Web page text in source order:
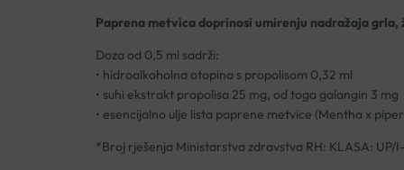
Paprena metvica doprinosi umirenju nadražaja grla,
Doza od 0,5 ml sadrži:
• hidroalkoholna otopina s propolisom 0,32 ml
• suhi ekstrakt propolisa 25 mg, od toga galangin 3 mg
• esencijalno ulje lista paprene metvice (Mentha x
*Broj rješenja Ministarstva zdravstva RH: KLASA: UP/